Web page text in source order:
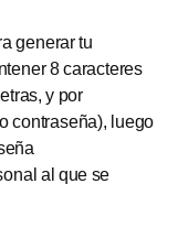
generar tu
8 caracteres
y por
contraseña), luego
al que se